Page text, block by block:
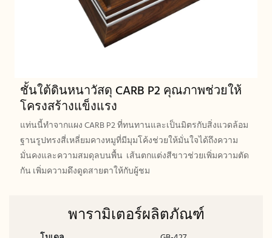
ชั้นใต้ดินหนาวัสดุ CARB P2 คุณภาพช่วยให้
โครงสร้างแข็งแรง
แท่นนี้ทำจากแผง CARB P2 ที่ทนทานและเป็นมิตรกับสิ่งแวดล้อม
ฐานรูปทรงสี่เหลี่ยมคางหมูที่มีมุมโค้งช่วยให้มั่นใจได้ถึงความ
มั่นคงและความสมดุลบนพื้น เส้นตกแต่งสีขาวช่วยเพิ่มความตัด
กัน เพิ่มความดึงดูดสายตาให้กับผู้ชม
พารามิเตอร์ผลิตภัณฑ์